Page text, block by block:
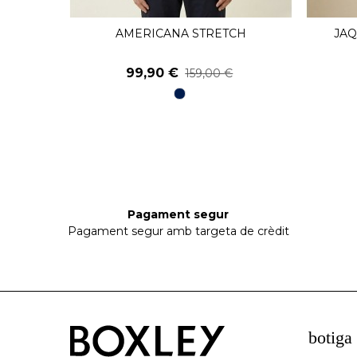
Veure
AMERICANA STRETCH
99,90 € 159,00 €
98
Pagament segur
Pagament segur amb targeta de crèdit